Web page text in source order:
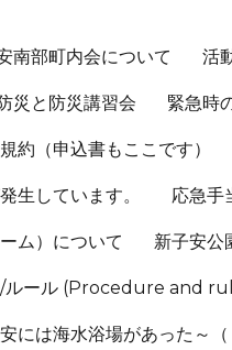
南部町内会について 活
災と防災講習会 緊急時
約（申込書もここです）
生しています。 応急手
ム）について 新子安公
/ルール (Procedure and
には海水浴場があった～（